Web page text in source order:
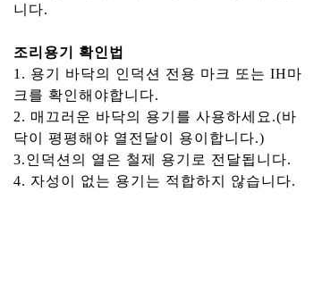
니다.
조리용기 확인법
1. 용기 바닥의 인덕션 전용 마크 또는 IH마
크를 확인해야합니다.
2. 매끄러운 바닥의 용기를 사용하세요.(바
닥이 평평해야 열전달이 용이합니다.)
3.인덕션의 열은 철제 용기로 전달됩니다.
4. 자성이 없는 용기는 적합하지 않습니다.